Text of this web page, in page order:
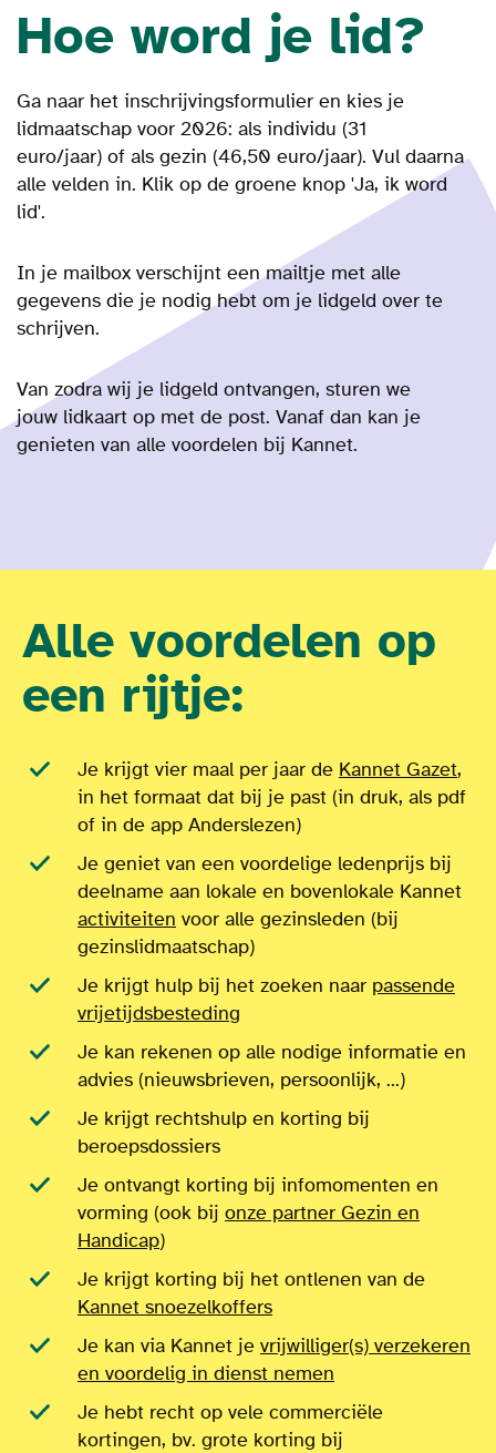
Hoe word je lid?
Ga naar het inschrijvingsformulier en kies je
lidmaatschap voor 2026: als individu (31
euro/jaar) of als gezin (46,50 euro/jaar). Vul daarna
alle velden in. Klik op de groene knop 'Ja, ik word
lid'.
In je mailbox verschijnt een mailtje met alle
gegevens die je nodig hebt om je lidgeld over te
schrijven.
Van zodra wij je lidgeld ontvangen, sturen we
jouw lidkaart op met de post. Vanaf dan kan je
genieten van alle voordelen bij Kannet.
Alle voordelen op
een rijtje:
Je krijgt vier maal per jaar de Kannet Gazet,
in het formaat dat bij je past (in druk, als pdf
of in de app Anderslezen)
Je geniet van een voordelige ledenprijs bij
deelname aan lokale en bovenlokale Kannet
activiteiten voor alle gezinsleden (bij
gezinslidmaatschap)
Je krijgt hulp bij het zoeken naar passende
vrijetijdsbesteding
Je kan rekenen op alle nodige informatie en
advies (nieuwsbrieven, persoonlijk, ...)
Je krijgt rechtshulp en korting bij
beroepsdossiers
Je ontvangt korting bij infomomenten en
vorming (ook bij onze partner Gezin en
Handicap)
Je krijgt korting bij het ontlenen van de
Kannet snoezelkoffers
Je kan via Kannet je vrijwilliger(s) verzekeren
en voordelig in dienst nemen
Je hebt recht op vele commerciële
kortingen, bv. grote korting bij